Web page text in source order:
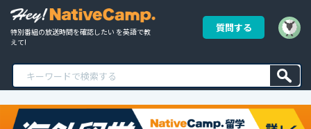
特別番組の放送時間を確認したい を英語で教
えて!
質問する